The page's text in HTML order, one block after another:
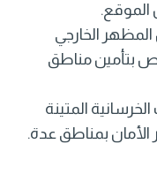
الخارجي
بتأمين مناطق
المتينة
الأمان بمناطق عدة.